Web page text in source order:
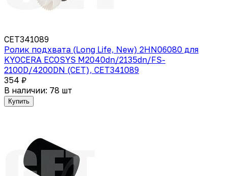
CET341089
Ролик подхвата (Long Life, New) 2HN06080 для
KYOCERA ECOSYS M2040dn/2135dn/FS-
2100D/4200DN (CET), CET341089
354 ₽
В наличии: 78 шт
Купить